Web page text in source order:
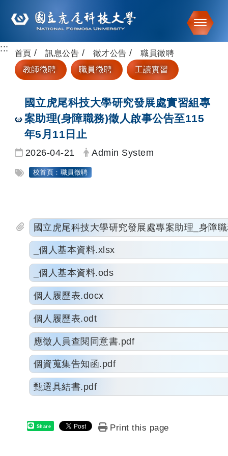
跳到主要內容
::: 首頁 訊息公告 徵才公告
職員徵聘
教師徵聘
職員徵聘 工讀實習
國立虎尾科技大學研究發展處實習組專
案助理(身障職務)徵人啟事公告至115
年5月11日止
日期：
2026-04-21 發布者：
Admin System
標籤：
校首頁：職員徵聘
國立虎尾科技大學研究發展處專案助理_身障
_個人基本資料.xlsx
_個人基本資料.ods
個人履歷表.docx
個人履歷表.odt
應徵人員查閱同意書.pdf
個資蒐集告知函.pdf
甄選具結書.pdf
Share Print this page